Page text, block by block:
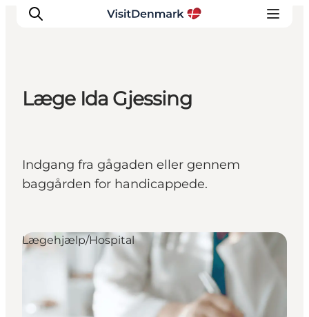
Aktiviteter
Overnatting
Planlegg reisen
Læge Ida Gjessing
Indgang fra gågaden eller gennem
baggården for handicappede.
Lægehjælp/Hospital